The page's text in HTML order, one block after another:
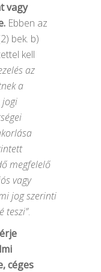
vagy
Ebben az
bek. b)
kell
az
a
jogi
megfelelő
vagy
jog szerinti
teszi”.
céges